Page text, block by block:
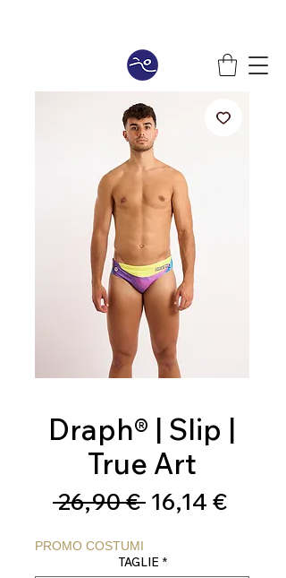
Draph® | Slip |
True Art
26,90 € Prezzo
16,14 €Prezzo
PROMO COSTUMI
TAGLIE *